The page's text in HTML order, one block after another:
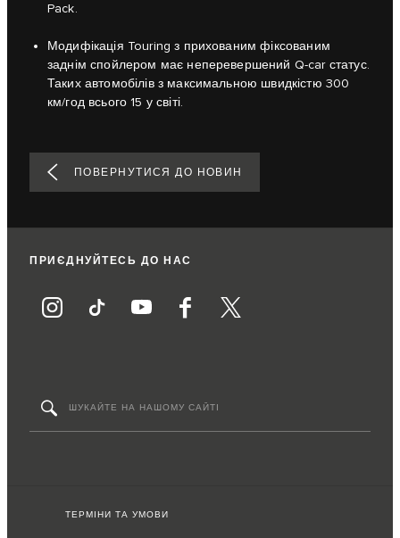
Pack.
Модифікація Touring з прихованим фіксованим
заднім спойлером має неперевершений Q-car статус.
Таких автомобілів з максимальною швидкістю 300
км/год всього 15 у світі.
ПОВЕРНУТИСЯ ДО НОВИН
ПРИЄДНУЙТЕСЬ ДО НАС
ТЕРМІНИ ТА УМОВИ